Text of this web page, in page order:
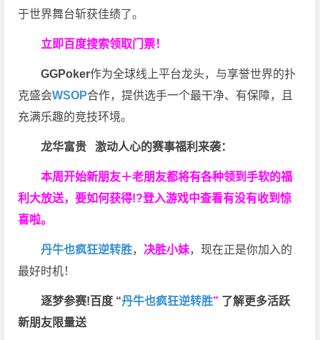
于世界舞台斩获佳绩了。
立即百度搜索领取门票！
GGPoker作为全球线上平台龙头，与享誉世界的扑
克盛会WSOP合作，提供选手一个最干净、有保障，且
充满乐趣的竞技环境。
龙华富贵 激动人心的赛事福利来袭：
本周开始新朋友＋老朋友都将有各种领到手软的福
利大放送，要如何获得!?登入游戏中查看有没有收到惊
喜啦。
丹牛也疯狂逆转胜， 决胜小妹，现在正是你加入的
最好时机！
逐梦参赛!百度 “丹牛也疯狂逆转胜” 了解更多活跃
新朋友限量送